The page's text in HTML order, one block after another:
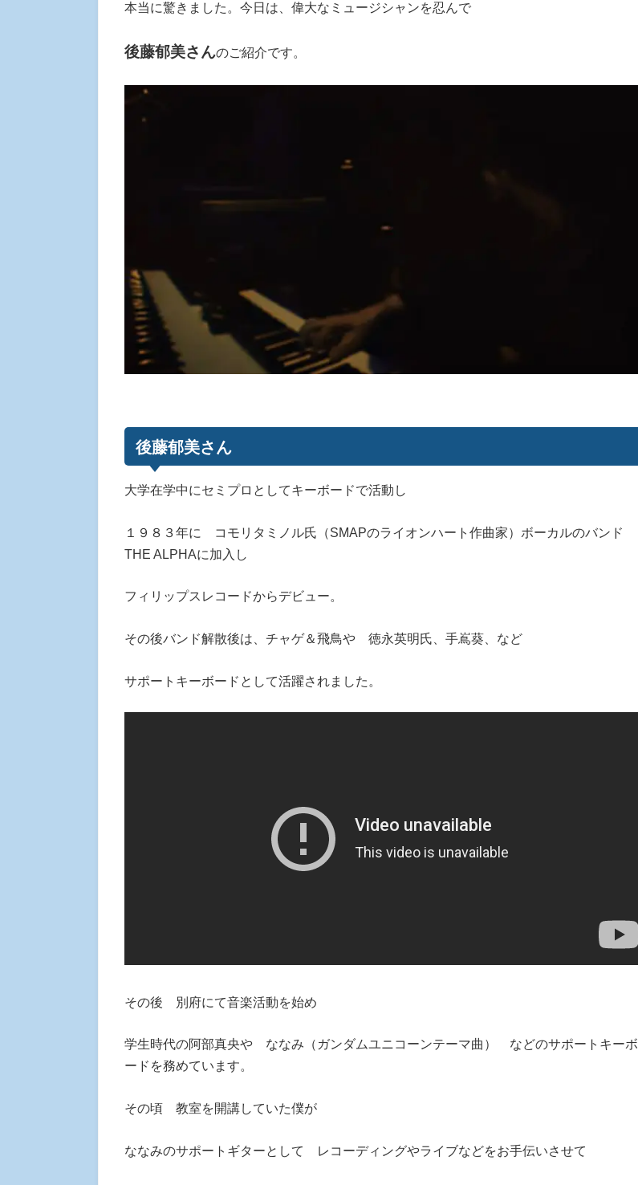
本当に驚きました。今日は、偉大なミュージシャンを忍んで
後藤郁美さんのご紹介です。
後藤郁美さん
大学在学中にセミプロとしてキーボードで活動し
１９８３年に コモリタミノル氏（SMAPのライオンハート作曲家）ボーカルのバンド
THE ALPHAに加入し
フィリップスレコードからデビュー。
その後バンド解散後は、チャゲ＆飛鳥や 徳永英明氏、手嶌葵、など
サポートキーボードとして活躍されました。
その後 別府にて音楽活動を始め
学生時代の阿部真央や ななみ（ガンダムユニコーンテーマ曲） などのサポートキーボ
ードを務めています。
その頃 教室を開講していた僕が
ななみのサポートギターとして レコーディングやライブなどをお手伝いさせて